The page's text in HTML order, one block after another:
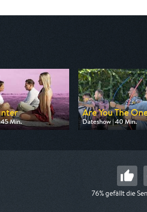
Min.
von Pro 7
Are You The
Dateshow | 40 Min.
Ausgestrahlt von MTV
76% gefällt die